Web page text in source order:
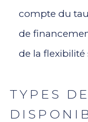
compte du
de
de la flexibilité
TYPES